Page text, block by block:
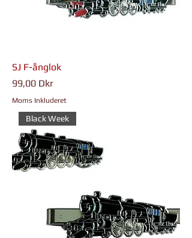
SJ F-ånglok
Pris
99,00 Dkr
Moms Inkluderet
Black Week